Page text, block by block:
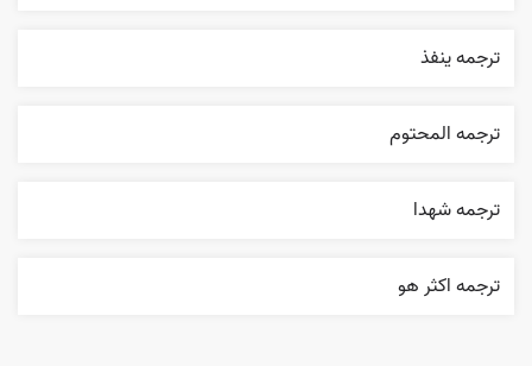
ترجمه ينفذ
ترجمه المحتوم
ترجمه شهدا
ترجمه اکثر هو